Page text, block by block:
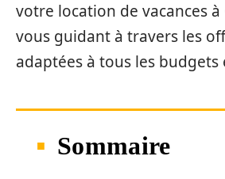
votre location de vacances à
vous guidant à travers les
adaptées à tous les budgets
Sommaire